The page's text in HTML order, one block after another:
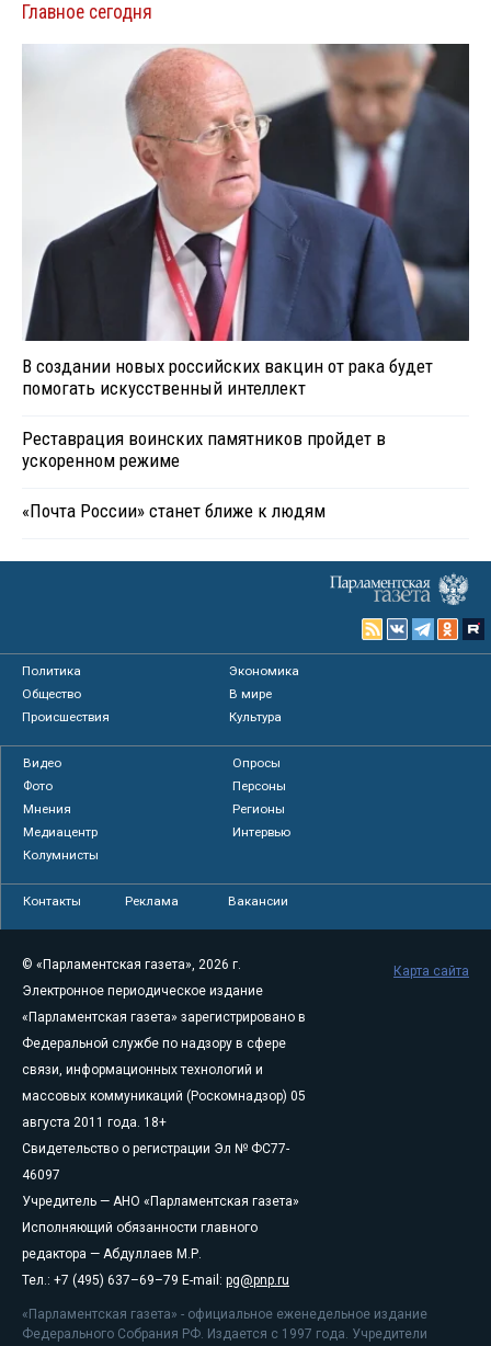
Главное сегодня
В создании новых российских вакцин от рака будет
помогать искусственный интеллект
Реставрация воинских памятников пройдет в
ускоренном режиме
«Почта России» станет ближе к людям
Политика
Экономика
Общество
В мире
Происшествия
Культура
Видео
Опросы
Фото
Персоны
Мнения
Регионы
Медиацентр
Интервью
Колумнисты
Контакты Реклама Вакансии
© «Парламентская газета», 2026 г.
Электронное периодическое издание
«Парламентская газета» зарегистрировано в
Федеральной службе по надзору в сфере
связи, информационных технологий и
массовых коммуникаций (Роскомнадзор) 05
августа 2011 года. 18+
Свидетельство о регистрации Эл № ФС77-
46097
Учредитель — АНО «Парламентская газета»
Исполняющий обязанности главного
редактора — Абдуллаев М.Р.
Тел.: +7 (495) 637–69–79 E-mail: pg@pnp.ru
«Парламентская газета» - официальное еженедельное издание
Федерального Собрания РФ. Издается с 1997 года. Учредители
Карта сайта